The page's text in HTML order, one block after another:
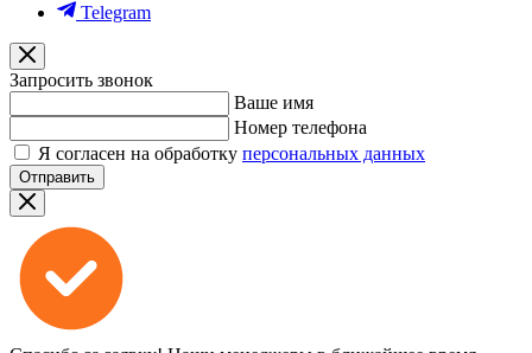
Telegram
Запросить звонок
Ваше имя
Номер телефона
Я согласен на обработку персональных данных
Отправить